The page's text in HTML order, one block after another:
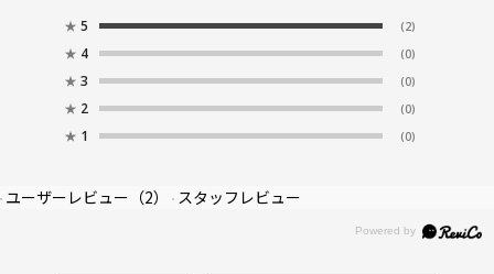
フロント素材：プラスチック
★ 5 (2)
★ 4 (0)
★ 3 (0)
★ 2 (0)
★ 1 (0)
ユーザーレビュー （2） スタッフレビュー